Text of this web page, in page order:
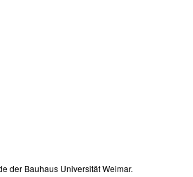
der Bauhaus Universität Weimar.